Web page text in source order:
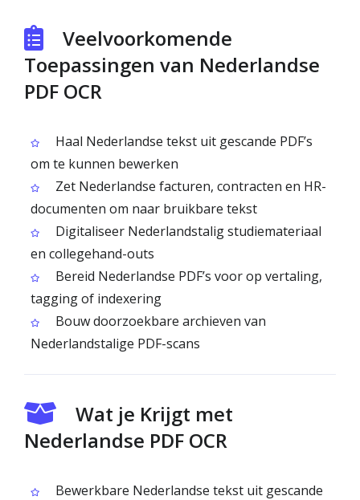
Veelvoorkomende
Toepassingen van Nederlandse
PDF OCR
Haal Nederlandse tekst uit gescande PDF’s
om te kunnen bewerken
Zet Nederlandse facturen, contracten en HR-
documenten om naar bruikbare tekst
Digitaliseer Nederlandstalig studiemateriaal
en collegehand-outs
Bereid Nederlandse PDF’s voor op vertaling,
tagging of indexering
Bouw doorzoekbare archieven van
Nederlandstalige PDF-scans
Wat je Krijgt met
Nederlandse PDF OCR
Bewerkbare Nederlandse tekst uit gescande